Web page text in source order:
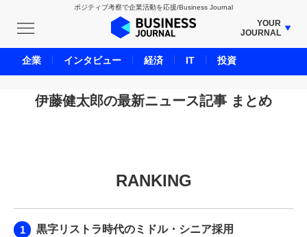
ポジティブ考察で企業活動を応援/Business Journal
YOUR
JOURNAL
BUSINESS JOURNAL
UNICORN JOURNAL
CARBON CREDITS JOURNAL
LIFE ENDING JOURNAL
伊藤健太郎の最新ニュース記事 まとめ
RANKING
黒字リストラ時代のミドル・シニア採用
企業 インタビュー 経済 IT 投資